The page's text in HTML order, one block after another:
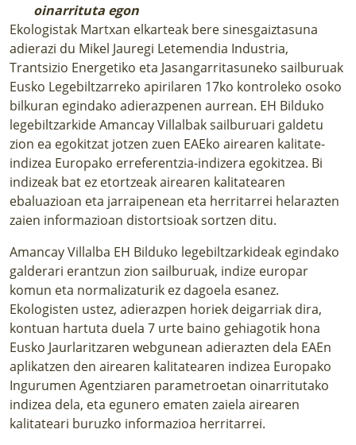
oinarrituta egon
Ekologistak Martxan elkarteak bere sinesgaiztasuna
adierazi du Mikel Jauregi Letemendia Industria,
Trantsizio Energetiko eta Jasangarritasuneko sailburuak
Eusko Legebiltzarreko apirilaren 17ko kontroleko osoko
bilkuran egindako adierazpenen aurrean. EH Bilduko
legebiltzarkide Amancay Villalbak sailburuari galdetu
zion ea egokitzat jotzen zuen EAEko airearen kalitate-
indizea Europako erreferentzia-indizera egokitzea. Bi
indizeak bat ez etortzeak airearen kalitatearen
ebaluazioan eta jarraipenean eta herritarrei helarazten
zaien informazioan distortsioak sortzen ditu.
Amancay Villalba EH Bilduko legebiltzarkideak egindako
galderari erantzun zion sailburuak, indize europar
komun eta normalizaturik ez dagoela esanez.
Ekologisten ustez, adierazpen horiek deigarriak dira,
kontuan hartuta duela 7 urte baino gehiagotik hona
Eusko Jaurlaritzaren webgunean adierazten dela EAEn
aplikatzen den airearen kalitatearen indizea Europako
Ingurumen Agentziaren parametroetan oinarritutako
indizea dela, eta egunero ematen zaiela airearen
kalitateari buruzko informazioa herritarrei.